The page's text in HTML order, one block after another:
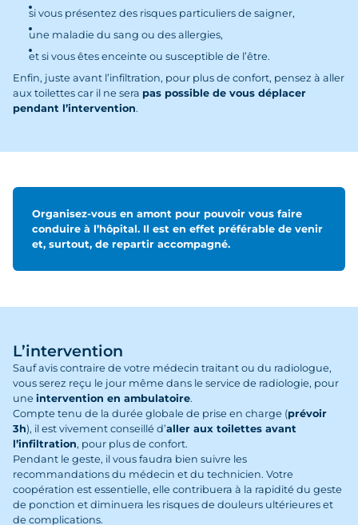
si vous présentez des risques particuliers de saigner,
une maladie du sang ou des allergies,
et si vous êtes enceinte ou susceptible de l’être.
Enfin, juste avant l’infiltration, pour plus de confort, pensez à aller
aux toilettes car il ne sera pas possible de vous déplacer
pendant l’intervention.
Organisez-vous en amont pour pouvoir vous faire
conduire à l’hôpital. Il est en effet préférable de venir
et, surtout, de repartir accompagné.
L’intervention
Sauf avis contraire de votre médecin traitant ou du radiologue,
vous serez reçu le jour même dans le service de radiologie, pour
une intervention en ambulatoire.
Compte tenu de la durée globale de prise en charge (prévoir
3h), il est vivement conseillé d’aller aux toilettes avant
l’infiltration, pour plus de confort.
Pendant le geste, il vous faudra bien suivre les
recommandations du médecin et du technicien. Votre
coopération est essentielle, elle contribuera à la rapidité du geste
de ponction et diminuera les risques de douleurs ultérieures et
de complications.